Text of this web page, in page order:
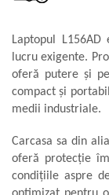
Vibrații
Echilibrări
Sonometrie
Aliniere geometrică
Aliniere hidro &
Termografie
Laptopul
lucru exigente.
oferă putere și
compact și
medii industriale.
Carcasa sa din
oferă protecție
condițiile aspre